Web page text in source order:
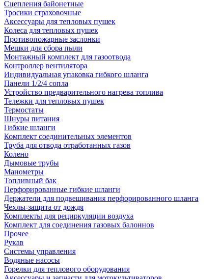
Сцепления байонетные
Тросики страховочные
Аксессуары для тепловых пушек
Колеса для тепловых пушек
Противопожарные заслонки
Мешки для сбора пыли
Монтажный комплект для газоотвода
Контроллер вентилятора
Индивидуальная упаковка гибкого шланга
Панели 1/2/4 сопла
Устройство предварительного нагрева топлива
Тележки для тепловых пушек
Термостаты
Шнуры питания
Гибкие шланги
Комплект соединительных элементов
Труба для отвода отработанных газов
Колено
Дымовые трубы
Манометры
Топливный бак
Перфорированные гибкие шланги
Держатели для подвешивания перфорированного шланга
Чехлы-защита от дождя
Комплекты для рециркуляции воздуха
Комплект для соединения газовых балоннов
Прочее
Рукав
Системы управления
Водяные насосы
Горелки для теплового оборудования